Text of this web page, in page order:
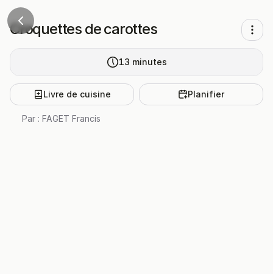
Croquettes de carottes
13 minutes
Livre de cuisine Planifier
Par : FAGET Francis